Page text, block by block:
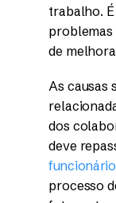
trabalho.
problemas
de
As causas
dos
deve
processo